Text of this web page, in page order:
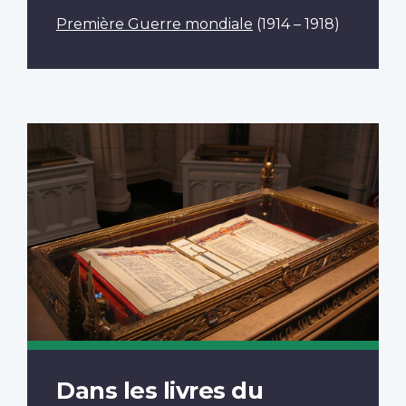
Première Guerre mondiale (1914 – 1918)
Dans les livres du